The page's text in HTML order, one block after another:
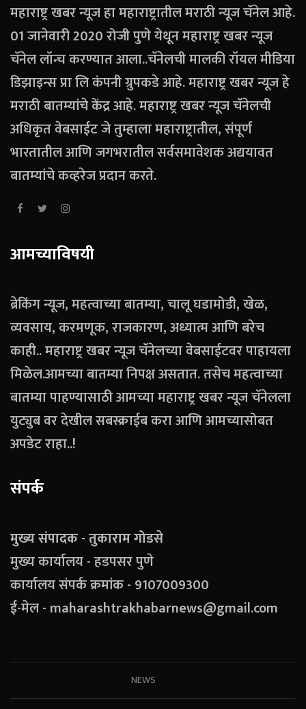
महाराष्ट्र खबर न्यूज हा महाराष्ट्रातील मराठी न्यूज चॅनेल आहे.
01 जानेवारी 2020 रोजी पुणे येथून महाराष्ट्र खबर न्यूज
चॅनेल लॉन्च करण्यात आला..चॅनेलची मालकी रॉयल मीडिया
डिझाइन्स प्रा लि कंपनी ग्रुपकडे आहे. महाराष्ट्र खबर न्यूज हे
मराठी बातम्यांचे केंद्र आहे. महाराष्ट्र खबर न्यूज चॅनेलची
अधिकृत वेबसाईट जे तुम्हाला महाराष्ट्रातील, संपूर्ण
भारतातील आणि जगभरातील सर्वसमावेशक अद्ययावत
बातम्यांचे कव्हरेज प्रदान करते.
आमच्याविषयी
ब्रेकिंग न्यूज, महत्वाच्या बातम्या, चालू घडामोडी, खेळ,
व्यवसाय, करमणूक, राजकारण, अध्यात्म आणि बरेच
काही.. महाराष्ट्र खबर न्यूज चॅनेलच्या वेबसाईटवर पाहायला
मिळेल.आमच्या बातम्या निपक्ष असतात. तसेच महत्वाच्या
बातम्या पाहण्यासाठी आमच्या महाराष्ट्र खबर न्यूज चॅनेलला
युट्युब वर देखील सबस्क्राईब करा आणि आमच्यासोबत
अपडेट राहा..!
संपर्क
मुख्य संपादक - तुकाराम गोडसे
मुख्य कार्यालय - हडपसर पुणे
कार्यालय संपर्क क्रमांक - 9107009300
ई-मेल - maharashtrakhabarnews@gmail.com
NEWS